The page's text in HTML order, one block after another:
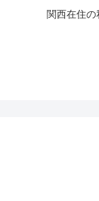
関西在住の